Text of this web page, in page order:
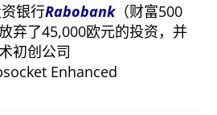
银行Rabobank（财富500
弃了45,000欧元的投资，并
初创公司
Enhanced